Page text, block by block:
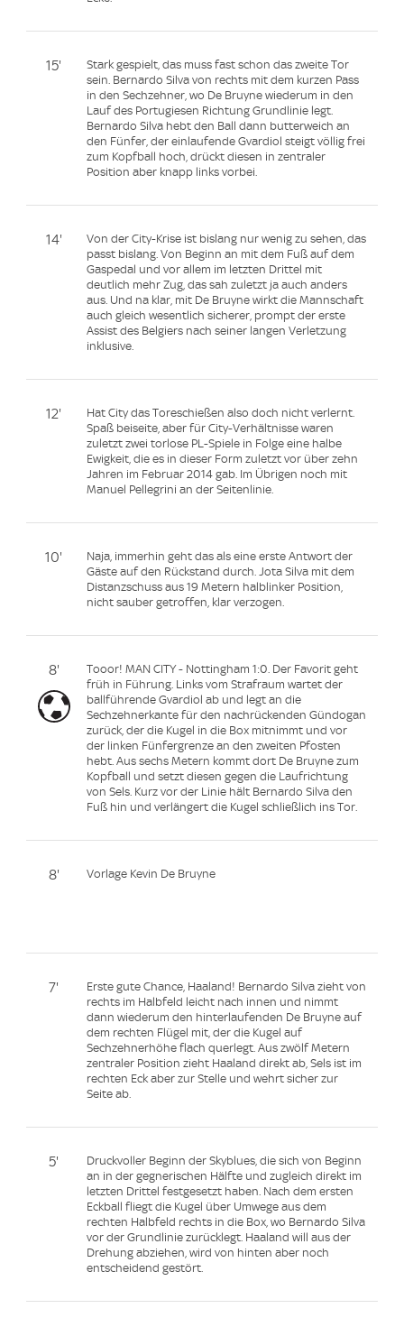
15'
Stark gespielt, das muss fast schon das zweite Tor
sein. Bernardo Silva von rechts mit dem kurzen Pass
in den Sechzehner, wo De Bruyne wiederum in den
Lauf des Portugiesen Richtung Grundlinie legt.
Bernardo Silva hebt den Ball dann butterweich an
den Fünfer, der einlaufende Gvardiol steigt völlig frei
zum Kopfball hoch, drückt diesen in zentraler
Position aber knapp links vorbei.
14'
Von der City-Krise ist bislang nur wenig zu sehen, das
passt bislang. Von Beginn an mit dem Fuß auf dem
Gaspedal und vor allem im letzten Drittel mit
deutlich mehr Zug, das sah zuletzt ja auch anders
aus. Und na klar, mit De Bruyne wirkt die Mannschaft
auch gleich wesentlich sicherer, prompt der erste
Assist des Belgiers nach seiner langen Verletzung
inklusive.
12'
Hat City das Toreschießen also doch nicht verlernt.
Spaß beiseite, aber für City-Verhältnisse waren
zuletzt zwei torlose PL-Spiele in Folge eine halbe
Ewigkeit, die es in dieser Form zuletzt vor über zehn
Jahren im Februar 2014 gab. Im Übrigen noch mit
Manuel Pellegrini an der Seitenlinie.
10'
Naja, immerhin geht das als eine erste Antwort der
Gäste auf den Rückstand durch. Jota Silva mit dem
Distanzschuss aus 19 Metern halblinker Position,
nicht sauber getroffen, klar verzogen.
8'
Tooor! MAN CITY - Nottingham 1:0. Der Favorit geht
früh in Führung. Links vom Strafraum wartet der
ballführende Gvardiol ab und legt an die
Sechzehnerkante für den nachrückenden Gündogan
zurück, der die Kugel in die Box mitnimmt und vor
der linken Fünfergrenze an den zweiten Pfosten
hebt. Aus sechs Metern kommt dort De Bruyne zum
Kopfball und setzt diesen gegen die Laufrichtung
von Sels. Kurz vor der Linie hält Bernardo Silva den
Fuß hin und verlängert die Kugel schließlich ins Tor.
8' Vorlage Kevin De Bruyne
7'
Erste gute Chance, Haaland! Bernardo Silva zieht von
rechts im Halbfeld leicht nach innen und nimmt
dann wiederum den hinterlaufenden De Bruyne auf
dem rechten Flügel mit, der die Kugel auf
Sechzehnerhöhe flach querlegt. Aus zwölf Metern
zentraler Position zieht Haaland direkt ab, Sels ist im
rechten Eck aber zur Stelle und wehrt sicher zur
Seite ab.
5'
Druckvoller Beginn der Skyblues, die sich von Beginn
an in der gegnerischen Hälfte und zugleich direkt im
letzten Drittel festgesetzt haben. Nach dem ersten
Eckball fliegt die Kugel über Umwege aus dem
rechten Halbfeld rechts in die Box, wo Bernardo Silva
vor der Grundlinie zurücklegt. Haaland will aus der
Drehung abziehen, wird von hinten aber noch
entscheidend gestört.